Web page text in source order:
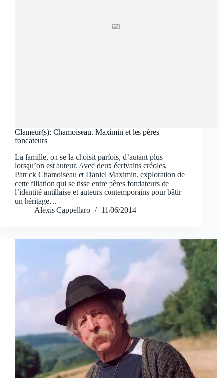
Clameur(s): Chamoiseau, Maximin et les pères
fondateurs
La famille, on se la choisit parfois, d’autant plus
lorsqu’on est auteur. Avec deux écrivains créoles,
Patrick Chamoiseau et Daniel Maximin, exploration de
cette filiation qui se tisse entre pères fondateurs de
l’identité antillaise et auteurs contemporains pour bâtir
un héritage…
Alexis Cappellaro
11/06/2014